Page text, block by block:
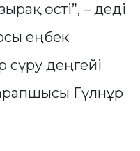
өсті”, – деді
еңбек
сүру деңгейі
Гүлнұр